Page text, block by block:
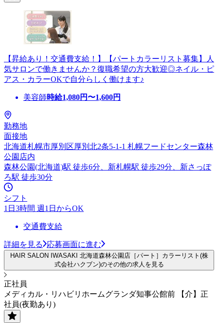
【昇給あり！交通費支給！】【パートカラーリスト募集】人
気サロンで働きませんか？復職希望の方大歓迎◎ネイル・ピ
アス・カラーOKで自分らしく働けます♪
美容師時給1,080円〜1,600円
勤務地
面接地
北海道札幌市厚別区厚別北2条5-1-1 札幌フードセンター森林
公園店内
森林公園(北海道)駅 徒歩6分、新札幌駅 徒歩29分、新さっぽ
ろ駅 徒歩30分
シフト
1日3時間 週1日からOK
交通費支給
詳細を見る 応募画面に進む
HAIR SALON IWASAKI 北海道森林公園店［パート］カラーリスト(株
式会社ハクブン)のその他の求人を見る
正社員
メディカル・リハビリホームグランダ知事公館前 【介】正
社員(夜勤あり)